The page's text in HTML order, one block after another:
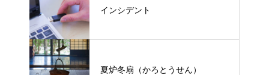
インシデント
夏炉冬扇（かろとうせん）